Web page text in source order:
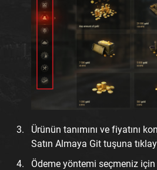
Ürünün tanımını ve fiyatını
Satın Almaya Git tuşuna
Ödeme yöntemi seçmeniz